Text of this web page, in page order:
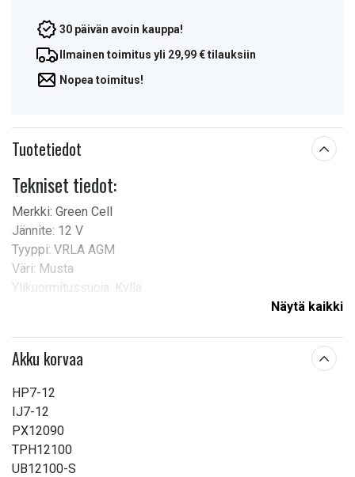
30 päivän avoin kauppa!
Ilmainen toimitus yli 29,99 € tilauksiin
Nopea toimitus!
Tuotetiedot
Tekniset tiedot:
Merkki: Green Cell
Jännite: 12 V
Tyyppi: VRLA AGM
Väri: Musta
Ylikuormitussuoja: Kyllä
Koko: 151 x 98 x 95 mm
Kapasiteetti: 10 Ah
Terminaali: Faston 187 (F1)
Elinvoimaa: jopa 5 vuotta
Suurin purkausvirta: yli 3C
Näytä kaikki
Akku korvaa
HP7-12
IJ7-12
PX12090
TPH12100
UB12100-S